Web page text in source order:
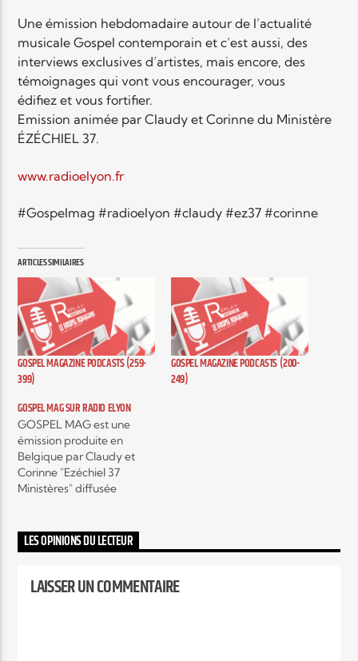
Radio Elyon
Elyon Rhema
Elyon Hits
Elyon Live
Elyon Kids
Une émission hebdomadaire autour de l’actualité
musicale Gospel contemporain et c’est aussi, des
interviews exclusives d’artistes, mais encore, des
témoignages qui vont vous encourager, vous
édifiez et vous fortifier.
Emission animée par Claudy et Corinne du Ministère
ÉZÉCHIEL 37.
www.radioelyon.fr
#Gospelmag #radioelyon #claudy #ez37 #corinne
ARTICLES SIMILAIRES
GOSPEL MAGAZINE PODCASTS (259-
399)
GOSPEL MAGAZINE PODCASTS (200-
249)
GOSPEL MAG SUR RADIO ELYON
GOSPEL MAG est une
émission produite en
Belgique par Claudy et
Corinne "Ezéchiel 37
Ministères" diffusée
hebdomadaire autour de
l'actualité musicale Gospel
aussi, des interviews
LES OPINIONS DU LECTEUR
LAISSER UN COMMENTAIRE